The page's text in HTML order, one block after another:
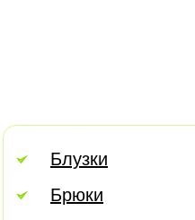
Блузки
Брюки